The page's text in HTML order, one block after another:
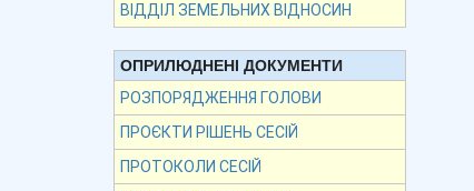
ВІДДІЛ ЗЕМЕЛЬНИХ ВІДНОСИН
ОПРИЛЮДНЕНІ ДОКУМЕНТИ
РОЗПОРЯДЖЕННЯ ГОЛОВИ
ПРОЄКТИ РІШЕНЬ СЕСІЙ
ПРОТОКОЛИ СЕСІЙ